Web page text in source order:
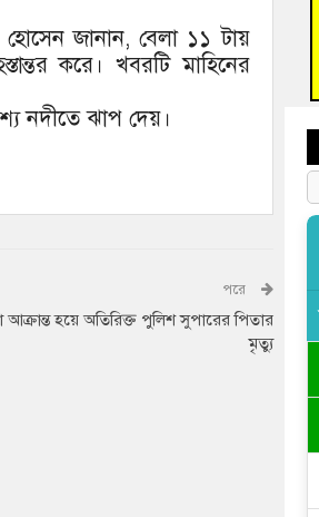
জানান, বেলা ১১ টায়
করে। খবরটি মাহিনের
নদীতে ঝাপ দেয়।
পরে
আক্রান্ত হয়ে অতিরিক্ত পুলিশ সুপারের পিতার
মৃত্যু